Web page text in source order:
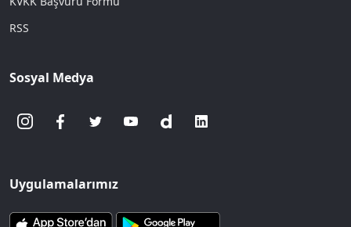
RSS
Sosyal Medya
Uygulamalarımız